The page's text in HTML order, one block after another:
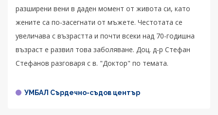
разширени вени в даден момент от живота си, като
жените са по-засегнати от мъжете. Честотата се
увеличава с възрастта и почти всеки над 70-годишна
възраст е развил това заболяване. Доц. д-р Стефан
Стефанов разговаря с в. "Доктор" по темата.
УМБАЛ Сърдечно-съдов център